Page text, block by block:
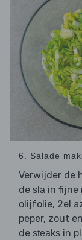
6. Salade
Verwijder de
de sla in fijne
olijfolie, 2el
peper, zout
de steaks in